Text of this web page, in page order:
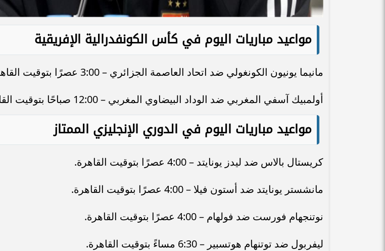
مواعيد مباريات اليوم في كأس الكونفدرالية الإفريقية
مانيما يونيون الكونغولي ضد اتحاد العاصمة الجزائري – 3:00 عصرًا بتوقيت القاهرة.
أولمبيك آسفي المغربي ضد الوداد البيضاوي المغربي – 12:00 صباحًا بتوقيت القاهرة.
مواعيد مباريات اليوم في الدوري الإنجليزي الممتاز
كريستال بالاس ضد ليدز يونايتد – 4:00 عصرًا بتوقيت القاهرة.
مانشستر يونايتد ضد أستون فيلا – 4:00 عصرًا بتوقيت القاهرة.
نوتنجهام فورست ضد فولهام – 4:00 عصرًا بتوقيت القاهرة.
ليفربول ضد توتنهام هوتسبير – 6:30 مساءً بتوقيت القاهرة.